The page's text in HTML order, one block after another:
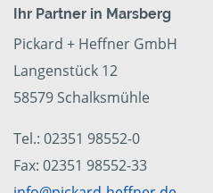
Ihr Partner in Marsberg
Pickard + Heffner GmbH
Langenstück 12
58579 Schalksmühle
Tel.: 02351 98552-0
Fax: 02351 98552-33